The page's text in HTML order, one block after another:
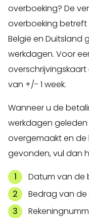
overboeking? De
overboeking
België en Duitsland
werkdagen. Voor
van +/- 1 week.
Wanneer u de
werkdagen
overgemaakt en de
gevonden, vul dan
Datum van de
Bedrag van